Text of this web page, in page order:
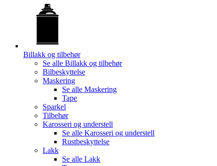
Billakk og tilbehør
Se alle Billakk og tilbehør
Bilbeskyttelse
Maskering
Se alle Maskering
Tape
Sparkel
Tilbehør
Karosseri og understell
Se alle Karosseri og understell
Rustbeskyttelse
Lakk
Se alle Lakk